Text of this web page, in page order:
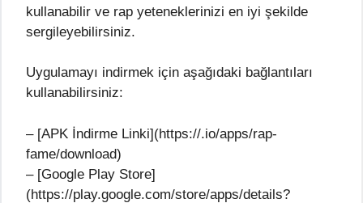
kullanabilir ve rap yeteneklerinizi en iyi şekilde
sergileyebilirsiniz.
Uygulamayı indirmek için aşağıdaki bağlantıları
kullanabilirsiniz:
– [APK İndirme Linki](https://.io/apps/rap-
fame/download)
– [Google Play Store]
(https://play.google.com/store/apps/details?